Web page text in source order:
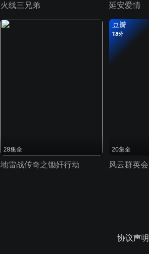
火线三兄弟 延安爱情
28集全
地雷战传奇之锄奸行动
豆瓣
7.8分
20集全
风云群英会
协议声明